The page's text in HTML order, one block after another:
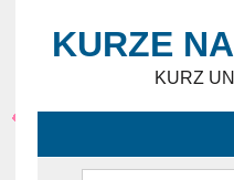
KURZE
KURZ